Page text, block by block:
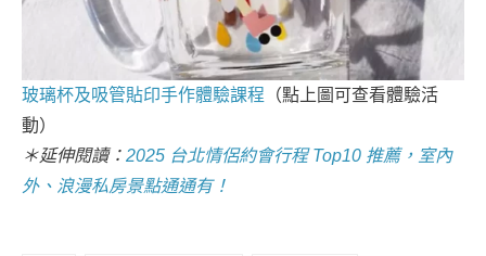
玻璃杯及吸管貼印手作體驗課程 （點上圖可查看體驗活
動）
＊延伸閱讀： 2025 台北情侶約會行程 Top10 推薦，室內
外、浪漫私房景點通通有！